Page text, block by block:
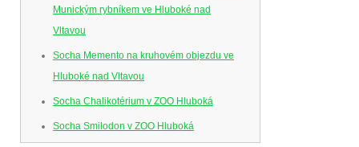
Munickým rybníkem ve Hluboké nad
Vltavou
Socha Memento na kruhovém objezdu ve
Hluboké nad Vltavou
Socha Chalikotérium v ZOO Hluboká
Socha Smilodon v ZOO Hluboká